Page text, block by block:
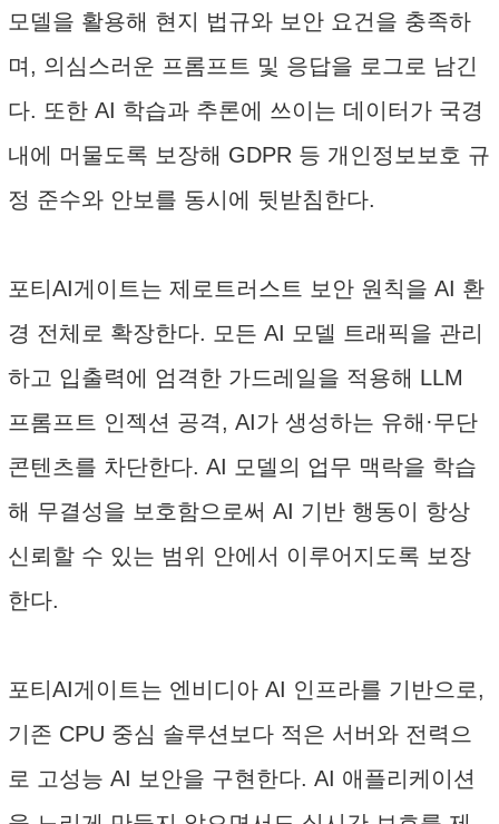
모델을 활용해 현지 법규와 보안 요건을 충족하
며, 의심스러운 프롬프트 및 응답을 로그로 남긴
다. 또한 AI 학습과 추론에 쓰이는 데이터가 국경
내에 머물도록 보장해 GDPR 등 개인정보보호 규
정 준수와 안보를 동시에 뒷받침한다.
포티AI게이트는 제로트러스트 보안 원칙을 AI 환
경 전체로 확장한다. 모든 AI 모델 트래픽을 관리
하고 입출력에 엄격한 가드레일을 적용해 LLM
프롬프트 인젝션 공격, AI가 생성하는 유해·무단
콘텐츠를 차단한다. AI 모델의 업무 맥락을 학습
해 무결성을 보호함으로써 AI 기반 행동이 항상
신뢰할 수 있는 범위 안에서 이루어지도록 보장
한다.
포티AI게이트는 엔비디아 AI 인프라를 기반으로,
기존 CPU 중심 솔루션보다 적은 서버와 전력으
로 고성능 AI 보안을 구현한다. AI 애플리케이션